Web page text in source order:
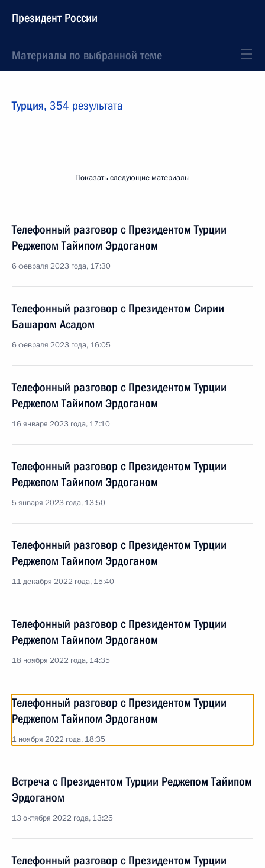
Президент России
Материалы по выбранной теме
Турция, 354 результата
Показать следующие материалы
Телефонный разговор с Президентом Турции
Реджепом Тайипом Эрдоганом
6 февраля 2023 года, 17:30
Телефонный разговор с Президентом Сирии
Башаром Асадом
6 февраля 2023 года, 16:05
Телефонный разговор с Президентом Турции
Реджепом Тайипом Эрдоганом
16 января 2023 года, 17:10
Телефонный разговор с Президентом Турции
Реджепом Тайипом Эрдоганом
5 января 2023 года, 13:50
Телефонный разговор с Президентом Турции
Реджепом Тайипом Эрдоганом
11 декабря 2022 года, 15:40
Телефонный разговор с Президентом Турции
Реджепом Тайипом Эрдоганом
18 ноября 2022 года, 14:35
Телефонный разговор с Президентом Турции
Реджепом Тайипом Эрдоганом
1 ноября 2022 года, 18:35
Встреча с Президентом Турции Реджепом Тайипом
Эрдоганом
13 октября 2022 года, 13:25
Телефонный разговор с Президентом Турции